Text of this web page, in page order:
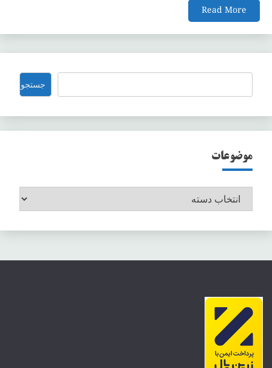
Read More
جستجو جستجو
موضوعات
موضوعات